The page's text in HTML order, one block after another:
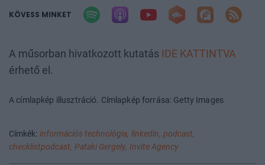
KÖVESS MINKET
A műsorban hivatkozott kutatás
IDE KATTINTVA
érhető el.
A címlapkép illusztráció. Címlapkép forrása: Getty Images
Címkék: információs technológia, linkedin, podcast,
checklistpodcast, Pataki Gergely, Invite Agency